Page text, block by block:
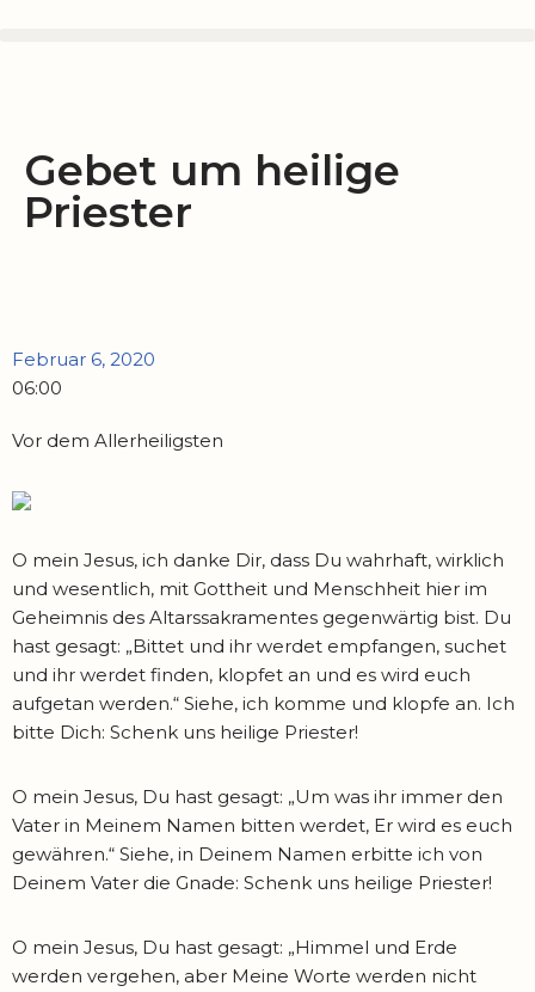
Gebet um heilige
Priester
Februar 6, 2020
06:00
Vor dem Allerheiligsten
O mein Jesus, ich danke Dir, dass Du wahrhaft, wirklich
und wesentlich, mit Gottheit und Menschheit hier im
Geheimnis des Altarssakramentes gegenwärtig bist. Du
hast gesagt: „Bittet und ihr werdet empfangen, suchet
und ihr werdet finden, klopfet an und es wird euch
aufgetan werden.“ Siehe, ich komme und klopfe an. Ich
bitte Dich: Schenk uns heilige Priester!
O mein Jesus, Du hast gesagt: „Um was ihr immer den
Vater in Meinem Namen bitten werdet, Er wird es euch
gewähren.“ Siehe, in Deinem Namen erbitte ich von
Deinem Vater die Gnade: Schenk uns heilige Priester!
O mein Jesus, Du hast gesagt: „Himmel und Erde
werden vergehen, aber Meine Worte werden nicht